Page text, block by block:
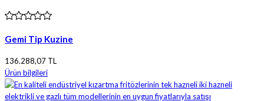
Gemi Tip Kuzine
136.288,07 TL
Ürün bilgileri